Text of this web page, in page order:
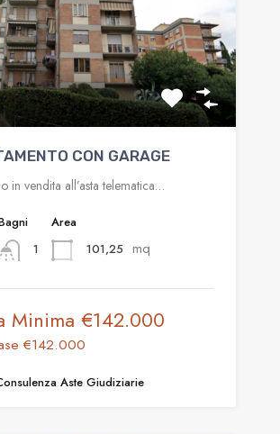
CON GARAGE
in vendita all’asta telematica…
1
Area
101,25 mq
Minima €142.000
€142.000
Aste Giudiziarie